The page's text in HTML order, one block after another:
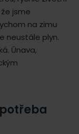
jsme
na zimu
neustále plyn.
Únava,